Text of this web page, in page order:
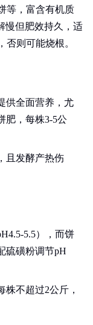
等，富含有机质
慢但肥效持久，适
则可能烧根。
供全面营养，尤
肥，每株3-5公
且发酵产热伤
5.5），而饼
硫磺粉调节pH
不超过2公斤，